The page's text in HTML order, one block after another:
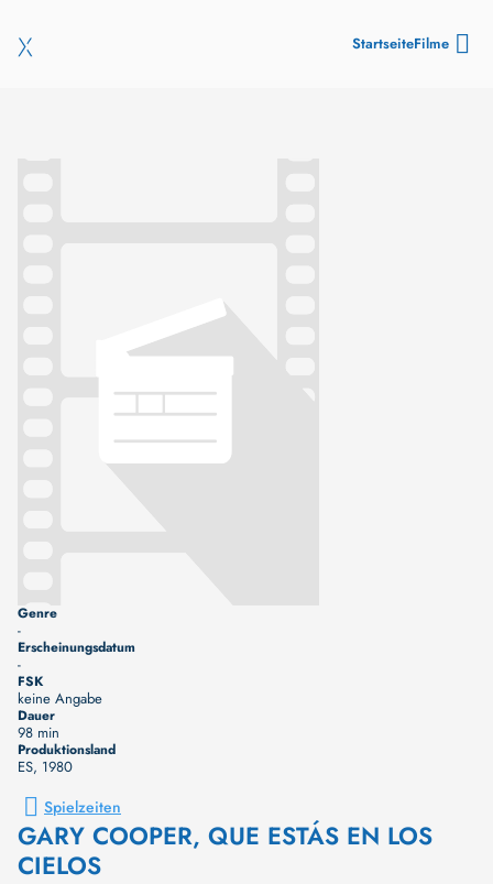
StartseiteFilme
Genre
-
Erscheinungsdatum
-
FSK
keine Angabe
Dauer
98 min
Produktionsland
ES, 1980
Spielzeiten
GARY COOPER, QUE ESTÁS EN LOS
CIELOS